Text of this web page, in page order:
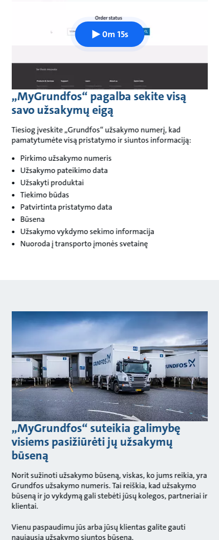
„MyGrundfos“ pagalba sekite visą
savo užsakymų eigą
Tiesiog įveskite „Grundfos“ užsakymo numerį, kad
pamatytumėte visą pristatymo ir siuntos informaciją:
Pirkimo užsakymo numeris
Užsakymo pateikimo data
Užsakyti produktai
Tiekimo būdas
Patvirtinta pristatymo data
Būsena
Užsakymo vykdymo sekimo informacija
Nuoroda į transporto įmonės svetainę
0m 15s
„MyGrundfos“ suteikia galimybę
visiems pasižiūrėti jų užsakymų
būseną
Norit sužinoti užsakymo būseną, viskas, ko jums reikia, yra
Grundfos užsakymo numeris. Tai reiškia, kad užsakymo
būseną ir jo vykdymą gali stebėti jūsų kolegos, partneriai ir
klientai.
Vienu paspaudimu jūs arba jūsų klientas galite gauti
naujausią užsakymo siuntos būseną.